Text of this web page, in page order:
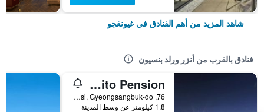
شاهد المزيد من أهم الفنادق في غيونغجو
فنادق بالقرب من أنزر ورلد بنسيون
Gyeongju Bonito Pension
76, Moksil-Gil, Cheonbuk-Myeon, Gyeongju-si, Gyeongsangbuk-do, غيونغجو, كوريا الجنوبية
1.8 كيلومتر عن وسط المدينة